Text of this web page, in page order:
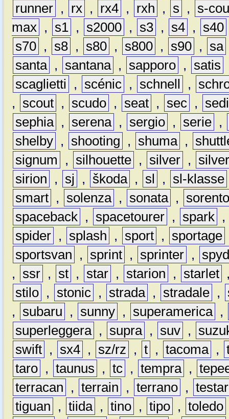
runner , rx , rx4 , rxh , s ,
s-
max , s1 , s2000 , s3 , s4 , s40
s70 , s8 , s80 , s800 , s90 , sa
santa , santana , sapporo , satis
scaglietti
, scénic , schnell ,
,
scout , scudo , seat , sec ,
sephia , serena , sergio , serie ,
shelby , shooting , shuma ,
signum
, silhouette , silver ,
sirion
, sj , škoda , sl , sl-klasse
smart , solenza , sonata ,
spaceback , spacetourer , spark ,
spider , splash , sport , sportage
sportsvan
, sprint , sprinter ,
,
ssr , st , star , starion , starlet
stilo , stonic , strada , stradale ,
,
subaru , sunny , superamerica ,
superleggera , supra , suv ,
swift , sx4 , sz/rz , t , tacoma ,
taro , taunus , tc , tempra ,
terracan
, terrain , terrano ,
tiguan
, tiida , tino , tipo , toledo